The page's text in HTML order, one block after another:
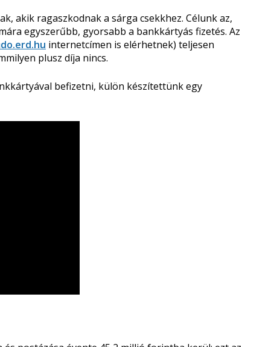
akik ragaszkodnak a sárga csekkhez. Célunk az,
egyszerűbb, gyorsabb a bankkártyás fizetés. Az
internetcímen is elérhetnek) teljesen
plusz díja nincs.
befizetni, külön készítettünk egy